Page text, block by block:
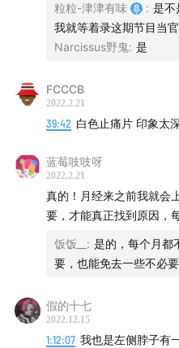
粒粒-津津有味 : 是不
我就等着录这期节目当
Narcissus野鬼: 是
FCCCB
2022.2.21
39:42 白色止痛片 印象太
蓝莓吱吱呀
2022.2.21
真的！月经来之前我就会
要，才能真正找到原因，
饭饭__ : 是的，每个月都
要，也能免去一些不必
假的十七
2022.12.15
1:12:07 我也是左侧脖子有